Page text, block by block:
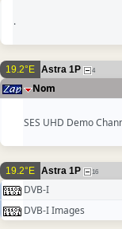
.
19.2°E Astra 1P 4
Nom
SES UHD Demo
19.2°E Astra 1P 16
DVB-I
DVB-I Images